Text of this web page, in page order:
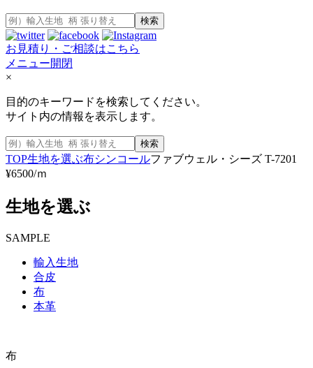
検索
お見積り・ご相談はこちら
メニュー開閉
×
目的のキーワードを検索してください。
サイト内の情報を表示します。
検索
TOP生地を選ぶ布シンコールファブウェル・シーズ T-7201
¥6500/ｍ
生地を選ぶ
SAMPLE
輸入生地
合皮
布
本革
布